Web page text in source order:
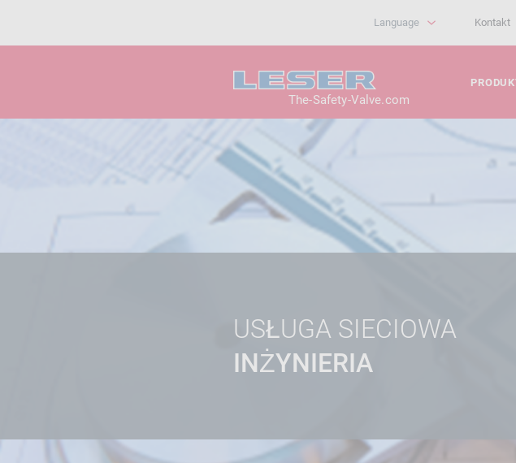
Kontakt
Language
The-Safety-Valve.com
USŁUGA SIECIOWA
INŻYNIERIA